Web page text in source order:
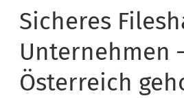
Sicheres
Unternehmen
Österreich